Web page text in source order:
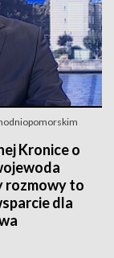
Kronice o
rozmowy to
dla